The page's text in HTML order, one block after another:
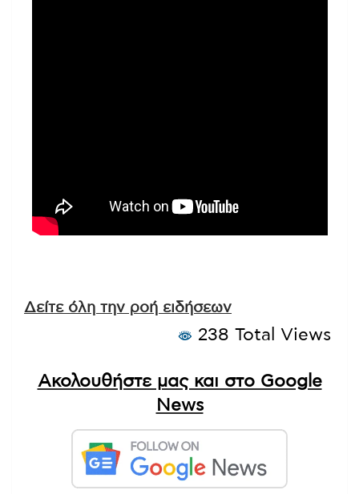
Δείτε όλη την ροή ειδήσεων
238 Total Views
Ακολουθήστε μας και στο Google
News